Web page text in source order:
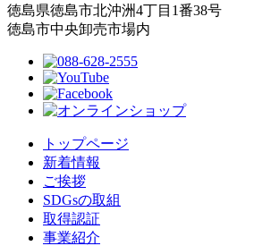
徳島県徳島市北沖洲4丁目1番38号
徳島市中央卸売市場内
トップページ
新着情報
ご挨拶
SDGsの取組
取得認証
事業紹介